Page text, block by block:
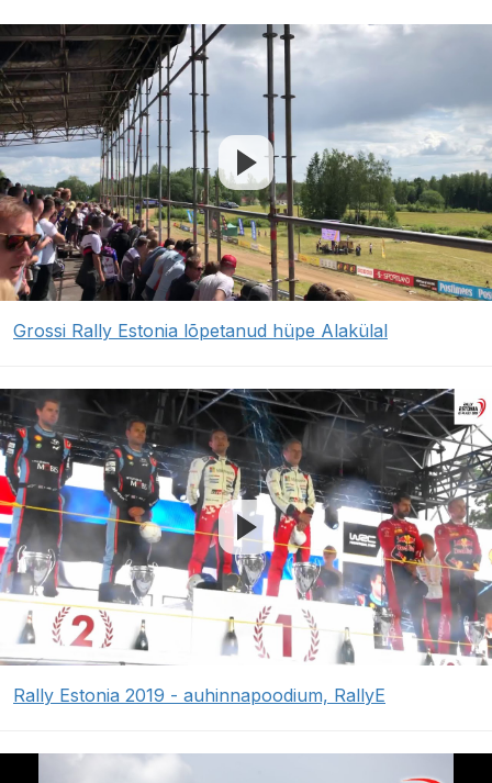
Grossi Rally Estonia lõpetanud hüpe Alakülal
Rally Estonia 2019 - auhinnapoodium, RallyE